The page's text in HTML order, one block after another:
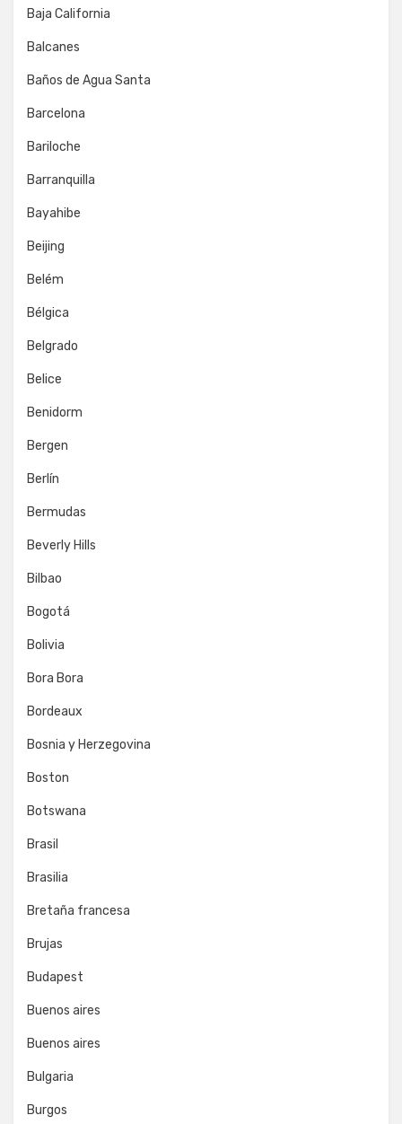
Baja California
Balcanes
Baños de Agua Santa
Barcelona
Bariloche
Barranquilla
Bayahibe
Beijing
Belém
Bélgica
Belgrado
Belice
Benidorm
Bergen
Berlín
Bermudas
Beverly Hills
Bilbao
Bogotá
Bolivia
Bora Bora
Bordeaux
Bosnia y Herzegovina
Boston
Botswana
Brasil
Brasilia
Bretaña francesa
Brujas
Budapest
Buenos aires
Buenos aires
Bulgaria
Burgos